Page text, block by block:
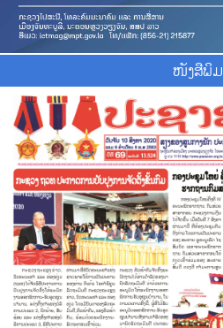
ໜັງສືພິມ